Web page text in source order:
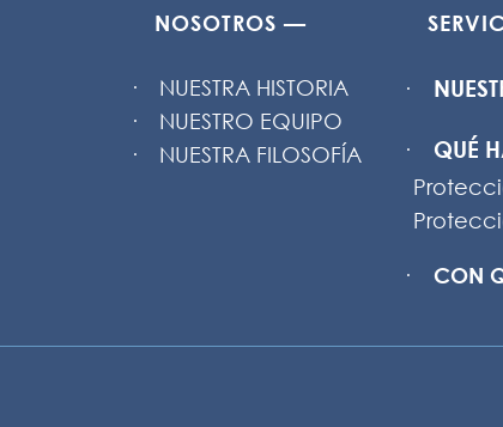
NOSOTROS —
NUESTRA HISTORIA
NUESTRO EQUIPO
NUESTRA FILOSOFÍA
QUÉ
CON